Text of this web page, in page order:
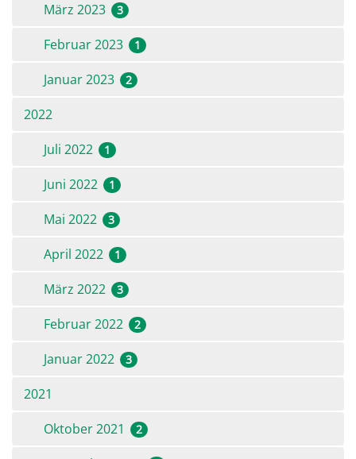
März 2023 3
Februar 2023 1
Januar 2023 2
2022
Juli 2022
1
Juni 2022 1
Mai 2022 3
April 2022 1
März 2022 3
Februar 2022 2
Januar 2022 3
2021
Oktober 2021
2